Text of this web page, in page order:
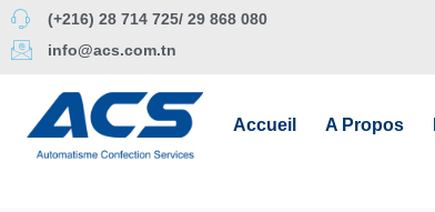
(+216) 28 714 725/ 29 868 080
info@acs.com.tn
Accueil A Propos